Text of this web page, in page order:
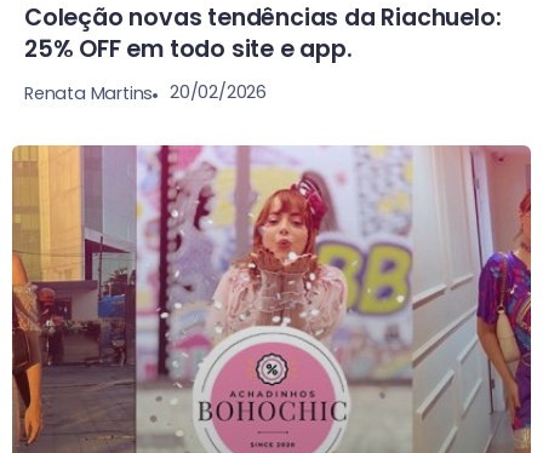
Coleção novas tendências da Riachuelo:
25% OFF em todo site e app.
Renata Martins 20/02/2026